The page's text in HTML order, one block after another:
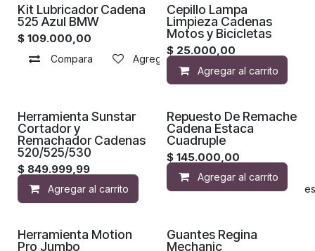
Kit Lubricador Cadena
525 Azul BMW
$ 109.000,00
Compara Agregar a la lista de deseos
¡Nuevo!
Cepillo Lampa
Limpieza Cadenas
Motos y Bicicletas
$ 25.000,00
Agregar al carrito
Herramienta Sunstar
Cortador y
Remachador Cadenas
520/525/530
$ 849.999,99
Agregar al carrito Agregar a la lista de
Repuesto De Remache
Cadena Estaca
Cuadruple
$145.000,00
Agregar al carrito
Herramienta Motion
Pro Jumbo
Guantes Regina
Mechanic